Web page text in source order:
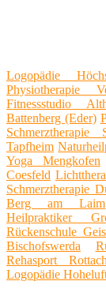
Logopädie
Physiotherapie
Fitnessstudio
Battenberg (Eder)
Schmerztherapie
Tapfheim
Yoga Mengkofen
Coesfeld
Schmerztherapie
Berg am Laim
Heilpraktiker
Rückenschule
Bischofswerda
Rehasport
Logopädie